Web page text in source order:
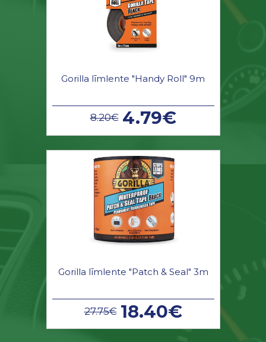
Gorilla līmlente "Handy Roll" 9m
8.20€ 4.79€
Gorilla līmlente "Patch & Seal" 3m
27.75€ 18.40€